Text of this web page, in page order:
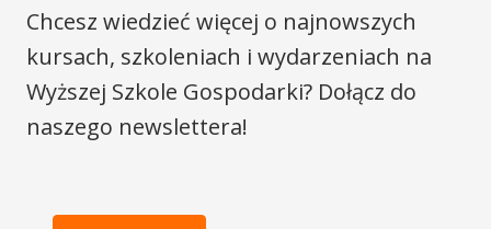
Chcesz wiedzieć więcej o najnowszych
kursach, szkoleniach i wydarzeniach na
Wyższej Szkole Gospodarki? Dołącz do
naszego newslettera!